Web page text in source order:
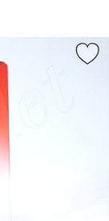
rektangulärt